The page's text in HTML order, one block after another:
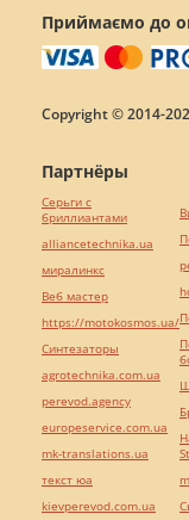
Приймаємо до
Copyright © 2014-
Партнёры
Серьги с
бриллиантами
alliancetechnika.ua
миралинкс
Веб мастер
https://motokosmos.ua/
Синтезаторы
agrotechnika.com.ua
perevod.agency
europeservice.com.ua
mk-translations.ua
текст юа
kievperevod.com.ua